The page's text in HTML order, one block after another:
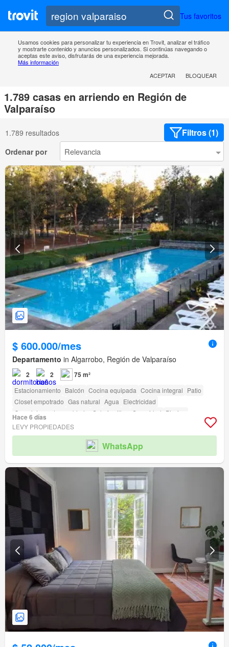
Tus favoritos
Usamos cookies para personalizar tu experiencia en Trovit, analizar el tráfico
y mostrarte contenido y anuncios personalizados. Si continúas navegando o
aceptas este aviso, disfrutarás de una experiencia mejorada.
Más información
ACEPTAR
BLOQUEAR
1.789 casas en arriendo en Región de
Valparaíso
1.789 resultados Filtros (1)
Ordenar por
$ 600.000/mes
Departamento in Algarrobo, Región de Valparaíso
2 2 75 m²
Estacionamiento Balcón Cocina equipada Cocina integral Patio
Closet empotrado Gas natural Agua Electricidad
Completamente amoblado
Solo familias Seguridad Piscina
Área para niños Jardín
Hace 6 días
LEVY PROPIEDADES
WhatsApp